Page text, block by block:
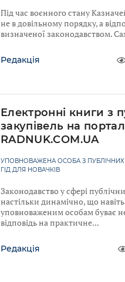
Під час воєнного стану
не в довільному порядку, а
визначеної законодавством.
Редакція
Електронні книги з
закупівель на
RADNUK.COM.UA
УПОВНОВАЖЕНА ОСОБА З ПУБЛІЧНИХ
ГІД ДЛЯ НОВАЧКІВ
Законодавство у сфері
настільки динамічно, що
уповноваженим особам буває
відповідь на практичне
Редакція